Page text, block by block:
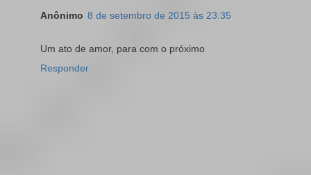
Anônimo 8 de setembro de 2015 às 23:35
Um ato de amor, para com o próximo
Responder